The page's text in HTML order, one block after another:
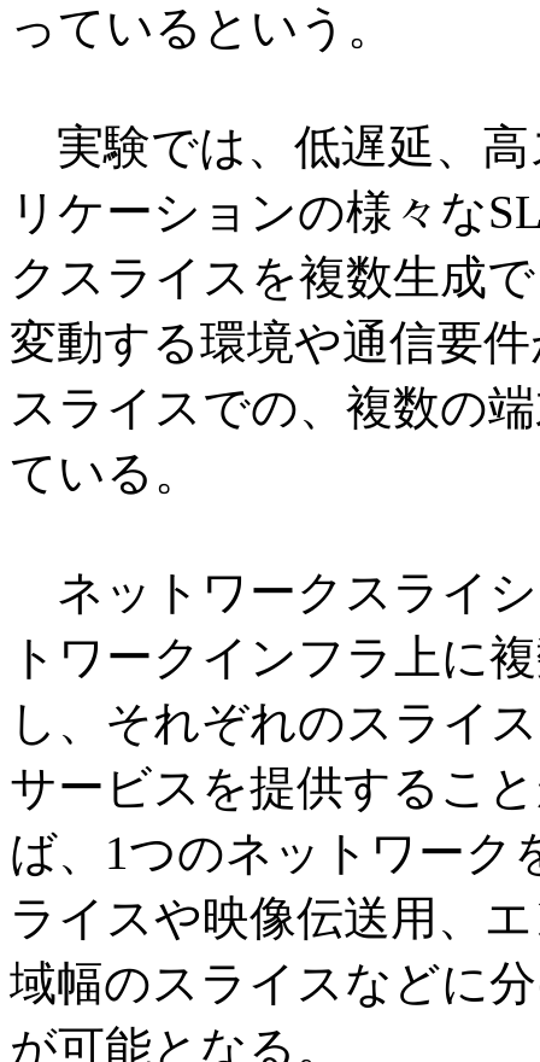
っているという。
実験では、低遅延、
リケーションの様々な
クスライスを複数生成
変動する環境や通信要
スライスでの、複数の
ている。
ネットワークスライ
トワークインフラ上に
し、それぞれのスライ
サービスを提供するこ
ば、1つのネットワーク
ライスや映像伝送用、
域幅のスライスなどに
が可能となる。